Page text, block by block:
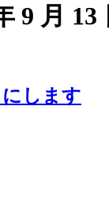
9 月 13
します